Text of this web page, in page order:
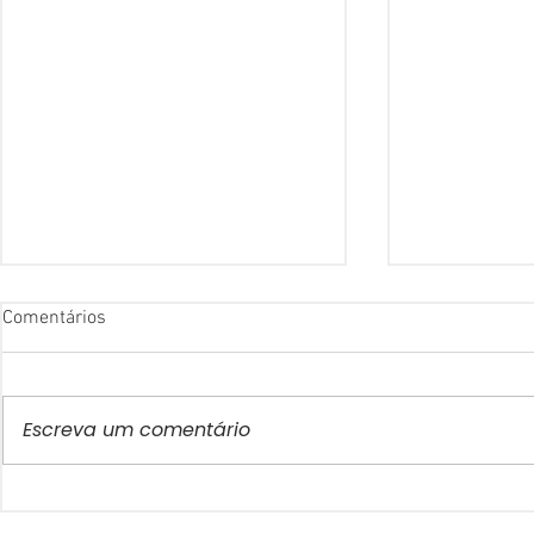
Comentários
Escreva um comentário